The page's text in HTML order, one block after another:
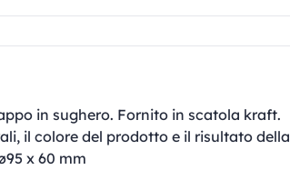
in sughero. Fornito in scatola kraft.
il colore del prodotto e il risultato della
x 60 mm